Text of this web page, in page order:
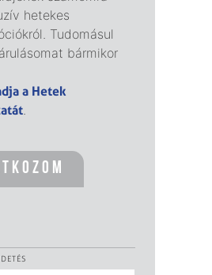
hetekes
Tudomásul
bármikor
a Hetek
.